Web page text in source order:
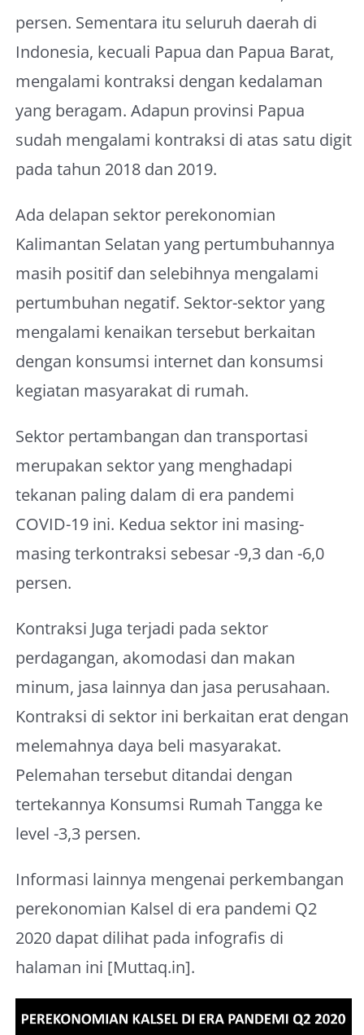
persen. Sementara itu seluruh daerah di
Indonesia, kecuali Papua dan Papua Barat,
mengalami kontraksi dengan kedalaman
yang beragam. Adapun provinsi Papua
sudah mengalami kontraksi di atas satu digit
pada tahun 2018 dan 2019.
Ada delapan sektor perekonomian
Kalimantan Selatan yang pertumbuhannya
masih positif dan selebihnya mengalami
pertumbuhan negatif. Sektor-sektor yang
mengalami kenaikan tersebut berkaitan
dengan konsumsi internet dan konsumsi
kegiatan masyarakat di rumah.
Sektor pertambangan dan transportasi
merupakan sektor yang menghadapi
tekanan paling dalam di era pandemi
COVID-19 ini. Kedua sektor ini masing-
masing terkontraksi sebesar -9,3 dan -6,0
persen.
Kontraksi Juga terjadi pada sektor
perdagangan, akomodasi dan makan
minum, jasa lainnya dan jasa perusahaan.
Kontraksi di sektor ini berkaitan erat dengan
melemahnya daya beli masyarakat.
Pelemahan tersebut ditandai dengan
tertekannya Konsumsi Rumah Tangga ke
level -3,3 persen.
Informasi lainnya mengenai perkembangan
perekonomian Kalsel di era pandemi Q2
2020 dapat dilihat pada infografis di
halaman ini [Muttaq.in].